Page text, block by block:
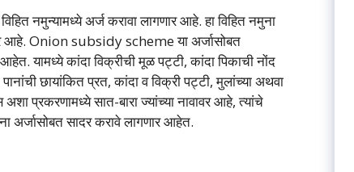
नमुन्यामध्ये अर्ज करावा लागणार आहे. हा विहित नमुना
आहे. Onion subsidy scheme या अर्जासोबत
यामध्ये कांदा विक्रीची मूळ पट्टी, कांदा पिकाची नोंद
छायांकित प्रत, कांदा व विक्री पट्टी, मुलांच्या अथवा
प्रकरणामध्ये सात-बारा ज्यांच्या नावावर आहे, त्यांचे
अर्जासोबत सादर करावे लागणार आहेत.